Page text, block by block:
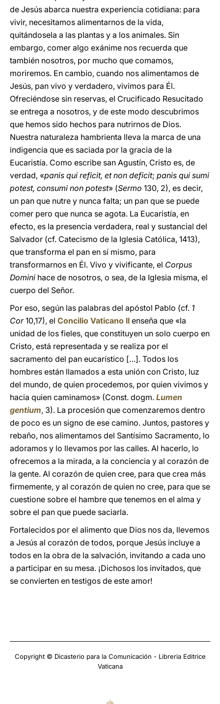
de Jesús abarca nuestra experiencia cotidiana: para
vivir, necesitamos alimentarnos de la vida,
quitándosela a las plantas y a los animales. Sin
embargo, comer algo exánime nos recuerda que
también nosotros, por mucho que comamos,
moriremos. En cambio, cuando nos alimentamos de
Jesús, pan vivo y verdadero, vivimos para Él.
Ofreciéndose sin reservas, el Crucificado Resucitado
se entrega a nosotros, y de este modo descubrimos
que hemos sido hechos para nutrirnos de Dios.
Nuestra naturaleza hambrienta lleva la marca de una
indigencia que es saciada por la gracia de la
Eucaristía. Como escribe san Agustín, Cristo es, de
verdad, «panis qui reficit, et non deficit; panis qui sumi
potest, consumi non potest» (Sermo 130, 2), es decir,
un pan que nutre y nunca falta; un pan que se puede
comer pero que nunca se agota. La Eucaristía, en
efecto, es la presencia verdadera, real y sustancial del
Salvador (cf. Catecismo de la Iglesia Católica, 1413),
que transforma el pan en sí mismo, para
transformarnos en Él. Vivo y vivificante, el Corpus
Domini hace de nosotros, o sea, de la Iglesia misma, el
cuerpo del Señor.
Por eso, según las palabras del apóstol Pablo (cf. 1
Cor10,17), el Concilio Vaticano II enseña que «la
unidad de los fieles, que constituyen un solo cuerpo en
Cristo, está representada y se realiza por el
sacramento del pan eucarístico […]. Todos los
hombres están llamados a esta unión con Cristo, luz
del mundo, de quien procedemos, por quien vivimos y
hacia quien caminamos» (Const. dogm. Lumen
gentium, 3). La procesión que comenzaremos dentro
de poco es un signo de ese camino. Juntos, pastores y
rebaño, nos alimentamos del Santísimo Sacramento, lo
adoramos y lo llevamos por las calles. Al hacerlo, lo
ofrecemos a la mirada, a la conciencia y al corazón de
la gente. Al corazón de quien cree, para que crea más
firmemente, y al corazón de quien no cree, para que se
cuestione sobre el hambre que tenemos en el alma y
sobre el pan que puede saciarla.
Fortalecidos por el alimento que Dios nos da, llevemos
a Jesús al corazón de todos, porque Jesús incluye a
todos en la obra de la salvación, invitando a cada uno
a participar en su mesa. ¡Dichosos los invitados, que
se convierten en testigos de este amor!
Copyright © Dicasterio para la Comunicación - Libreria Editrice
Vaticana